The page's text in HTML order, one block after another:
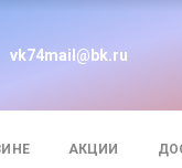
vk74mail@bk.ru
АКЦИИ